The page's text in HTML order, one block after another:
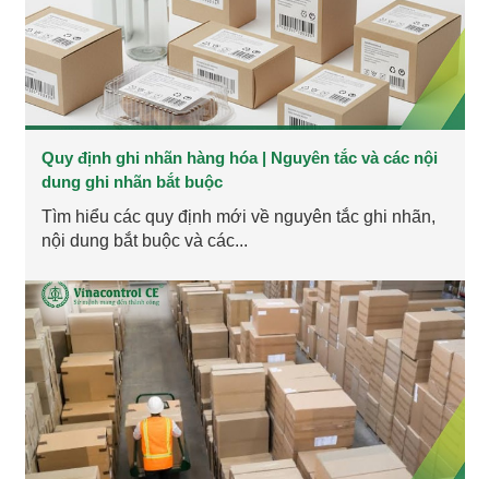
Quy định ghi nhãn hàng hóa | Nguyên tắc và các nội
dung ghi nhãn bắt buộc
Tìm hiểu các quy định mới về nguyên tắc ghi nhãn,
nội dung bắt buộc và các...